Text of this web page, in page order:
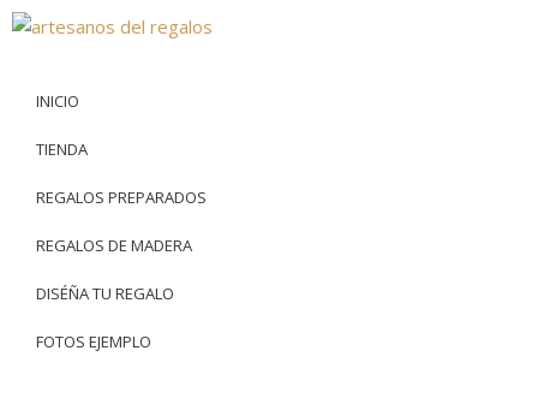
INICIO
TIENDA
REGALOS PREPARADOS
REGALOS DE MADERA
DISÉÑA TU REGALO
FOTOS EJEMPLO